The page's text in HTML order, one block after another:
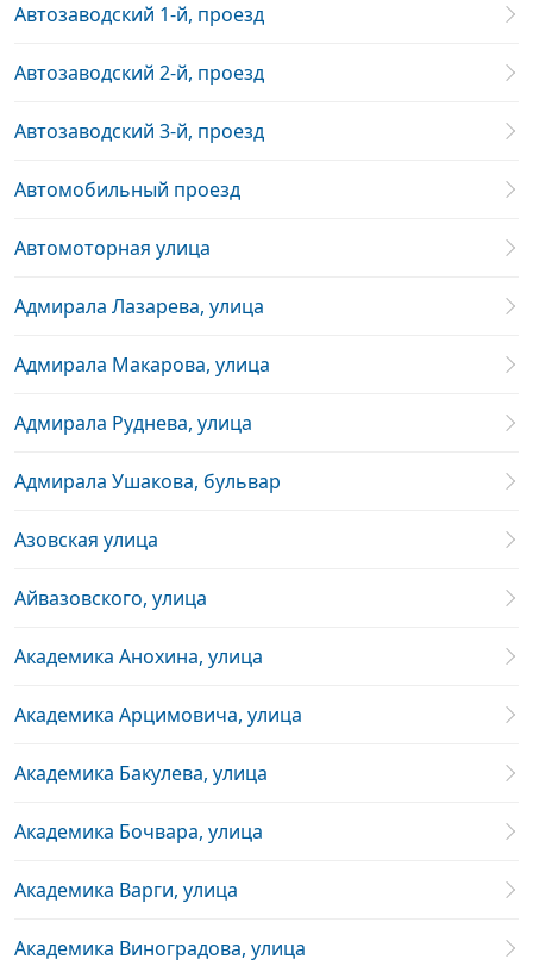
Автозаводский 1-й, проезд
Автозаводский 2-й, проезд
Автозаводский 3-й, проезд
Автомобильный проезд
Автомоторная улица
Адмирала Лазарева, улица
Адмирала Макарова, улица
Адмирала Руднева, улица
Адмирала Ушакова, бульвар
Азовская улица
Айвазовского, улица
Академика Анохина, улица
Академика Арцимовича, улица
Академика Бакулева, улица
Академика Бочвара, улица
Академика Варги, улица
Академика Виноградова, улица